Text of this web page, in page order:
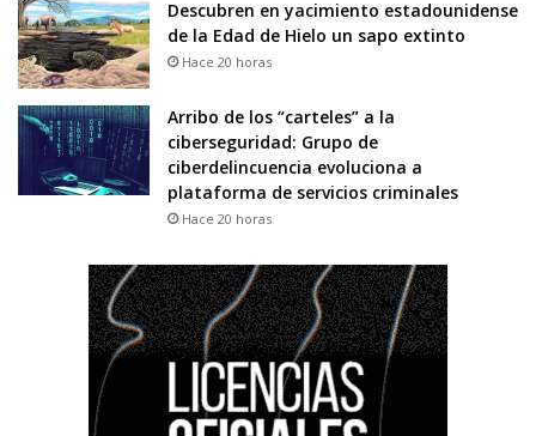
Descubren en yacimiento estadounidense
de la Edad de Hielo un sapo extinto
Hace 20 horas
Arribo de los “carteles” a la
ciberseguridad: Grupo de
ciberdelincuencia evoluciona a
plataforma de servicios criminales
Hace 20 horas